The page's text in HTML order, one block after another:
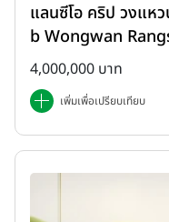
แลนซีโอ คริป วงแห
b Wongwan
4,000,000 บาท
เพิ่มเพื่อเปรียบเทียบ